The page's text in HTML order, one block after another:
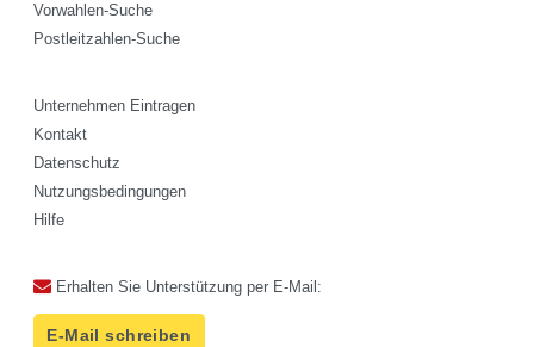
Vorwahlen-Suche
Postleitzahlen-Suche
Unternehmen Eintragen
Kontakt
Datenschutz
Nutzungsbedingungen
Hilfe
Erhalten Sie Unterstützung per E-Mail:
E-Mail schreiben